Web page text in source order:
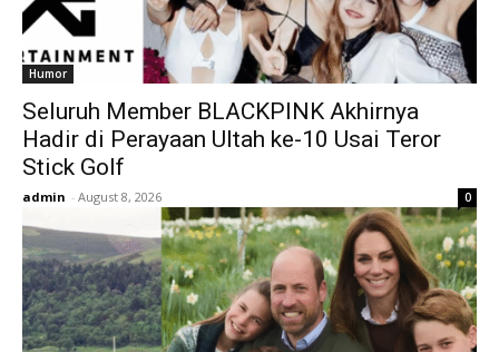
Humor
Seluruh Member BLACKPINK Akhirnya
Hadir di Perayaan Ultah ke-10 Usai Teror
Stick Golf
admin - August 8, 2026 0